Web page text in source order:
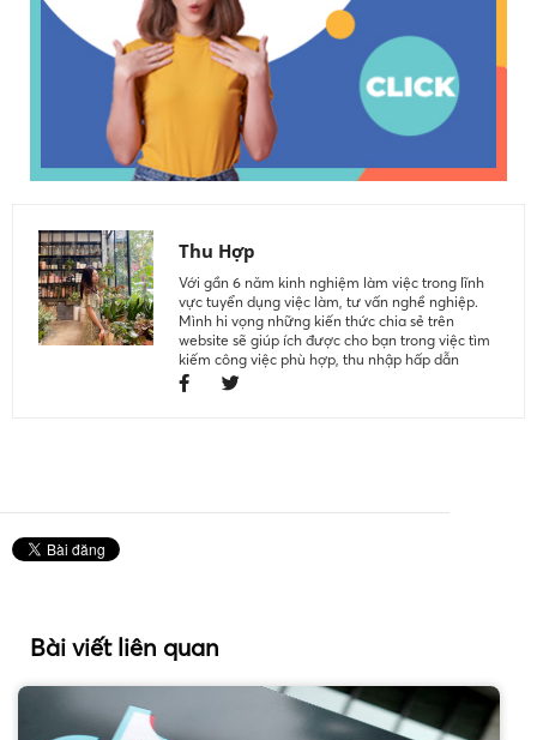
Thu Hợp
Với gần 6 năm kinh nghiệm làm việc trong lĩnh
vực tuyển dụng việc làm, tư vấn nghề nghiệp.
Mình hi vọng những kiến thức chia sẻ trên
website sẽ giúp ích được cho bạn trong việc tìm
kiếm công việc phù hợp, thu nhập hấp dẫn
Bài viết liên quan